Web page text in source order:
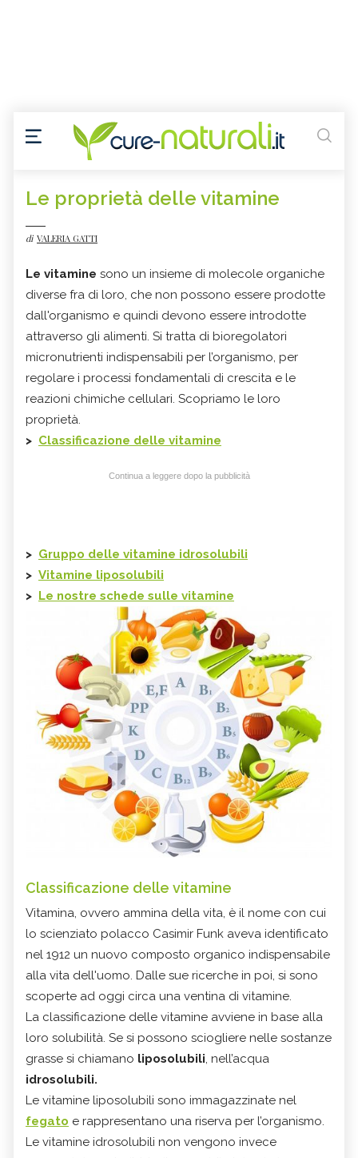
Le proprietà delle vitamine
di VALERIA GATTI
Le vitamine sono un insieme di molecole organiche
diverse fra di loro, che non possono essere prodotte
dall'organismo e quindi devono essere introdotte
attraverso gli alimenti. Si tratta di bioregolatori
micronutrienti indispensabili per l’organismo, per
regolare i processi fondamentali di crescita e le
reazioni chimiche cellulari. Scopriamo le loro
proprietà.
> Classificazione delle vitamine
Continua a leggere dopo la pubblicità
> Gruppo delle vitamine idrosolubili
> Vitamine liposolubili
> Le nostre schede sulle vitamine
Classificazione delle vitamine
Vitamina, ovvero ammina della vita, è il nome con cui
lo scienziato polacco Casimir Funk aveva identificato
nel 1912 un nuovo composto organico indispensabile
alla vita dell'uomo. Dalle sue ricerche in poi, si sono
scoperte ad oggi circa una ventina di vitamine.
La classificazione delle vitamine avviene in base alla
loro solubilità. Se si possono sciogliere nelle sostanze
grasse si chiamano liposolubili, nell’acqua
idrosolubili.
Le vitamine liposolubili sono immagazzinate nel
fegato e rappresentano una riserva per l’organismo.
Le vitamine idrosolubili non vengono invece